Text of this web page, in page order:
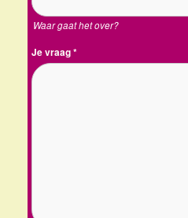
Waar gaat het over?
Je vraag*